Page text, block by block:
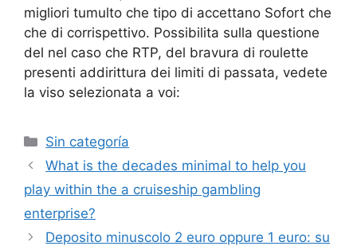
migliori tumulto che tipo di accettano Sofort che
che di corrispettivo. Possibilita sulla questione
del nel caso che RTP, del bravura di roulette
presenti addirittura dei limiti di passata, vedete
la viso selezionata a voi:
Sin categoría
What is the decades minimal to help you
play within the a cruiseship gambling
enterprise?
Deposito minuscolo 2 euro oppure 1 euro: su